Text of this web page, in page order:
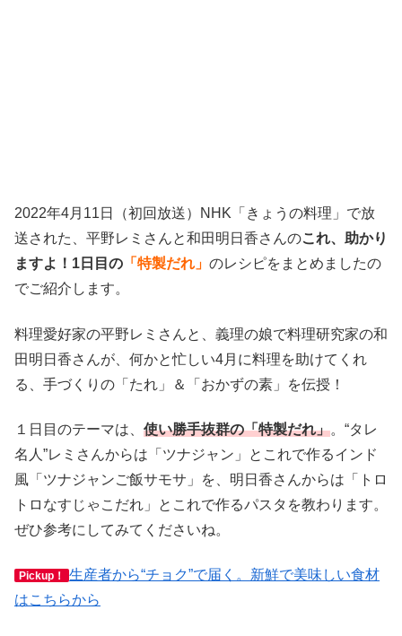
2022年4月11日（初回放送）NHK「きょうの料理」で放
送された、平野レミさんと和田明日香さんのこれ、助かり
ますよ！1日目の 「特製だれ」 のレシピをまとめましたの
でご紹介します。
料理愛好家の平野レミさんと、義理の娘で料理研究家の和
田明日香さんが、何かと忙しい4月に料理を助けてくれ
る、手づくりの「たれ」＆「おかずの素」を伝授！
１日目のテーマは、 使い勝手抜群の「特製だれ」。“タレ
名人”レミさんからは「ツナジャン」とこれで作るインド
風「ツナジャンご飯サモサ」を、明日香さんからは「トロ
トロなすじゃこだれ」とこれで作るパスタを教わります。
ぜひ参考にしてみてくださいね。
Pickup！
生産者から“チョク”で届く。新鮮で美味しい食材
はこちらから